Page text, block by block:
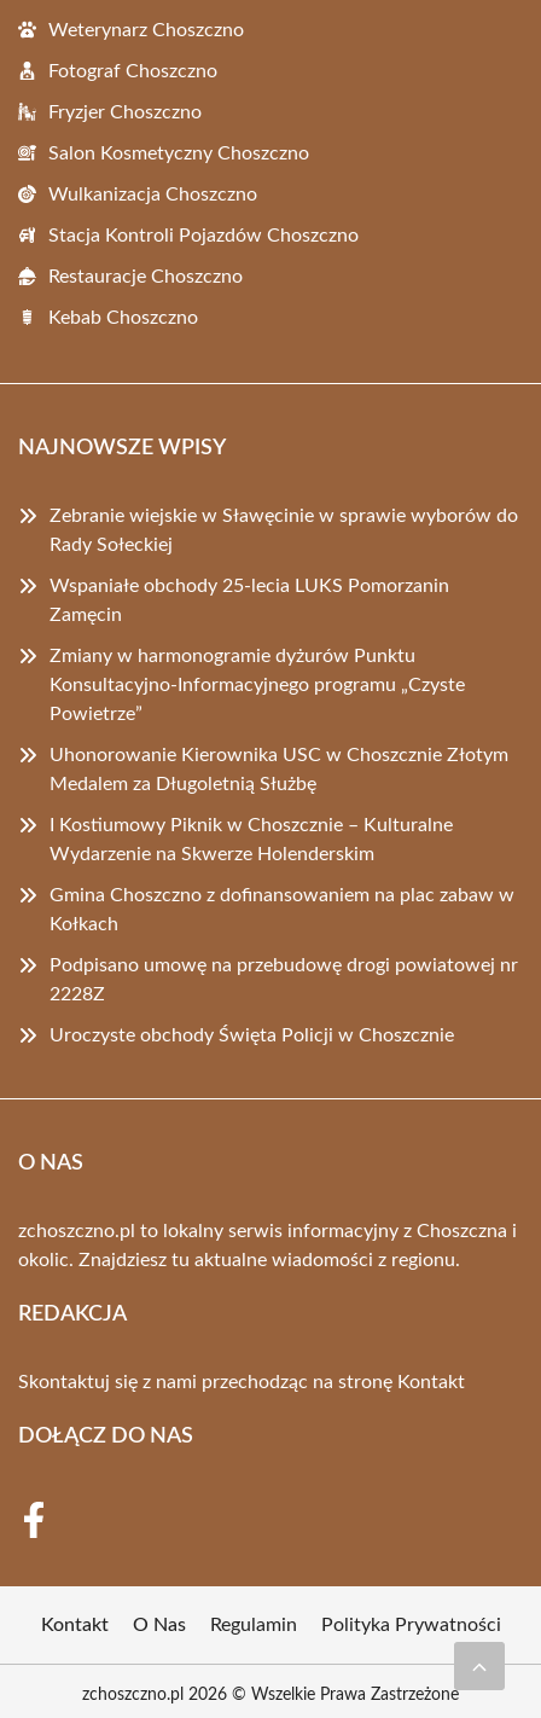
Weterynarz Choszczno
Fotograf Choszczno
Fryzjer Choszczno
Salon Kosmetyczny Choszczno
Wulkanizacja Choszczno
Stacja Kontroli Pojazdów Choszczno
Restauracje Choszczno
Kebab Choszczno
NAJNOWSZE WPISY
Zebranie wiejskie w Sławęcinie w sprawie wyborów do
Rady Sołeckiej
Wspaniałe obchody 25-lecia LUKS Pomorzanin
Zamęcin
Zmiany w harmonogramie dyżurów Punktu
Konsultacyjno-Informacyjnego programu „Czyste
Powietrze”
Uhonorowanie Kierownika USC w Choszcznie Złotym
Medalem za Długoletnią Służbę
I Kostiumowy Piknik w Choszcznie – Kulturalne
Wydarzenie na Skwerze Holenderskim
Gmina Choszczno z dofinansowaniem na plac zabaw w
Kołkach
Podpisano umowę na przebudowę drogi powiatowej nr
2228Z
Uroczyste obchody Święta Policji w Choszcznie
O NAS
zchoszczno.pl to lokalny serwis informacyjny z Choszczna i
okolic. Znajdziesz tu aktualne wiadomości z regionu.
REDAKCJA
Skontaktuj się z nami przechodząc na stronę Kontakt
DOŁĄCZ DO NAS
Kontakt O Nas Regulamin Polityka Prywatności
zchoszczno.pl 2026 © Wszelkie Prawa Zastrzeżone